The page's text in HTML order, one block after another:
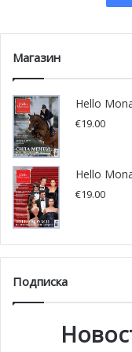
хочется есть еще и
эффектом
Икра Amura дарит
незабываемые
формате: на тосте
романтическом
выбирать.
Магазин
Hello
€19.00
Hello
€19.00
Подписка